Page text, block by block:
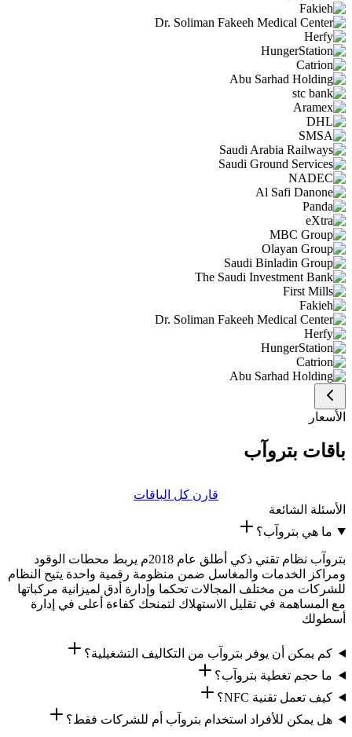
الأسعار
باقات بتروآب
قارن كل الباقات
الأسئلة الشائعة
ما هي بتروآب؟
بتروآب نظام تقني ذكي أطلق عام 2018م يربط محطات الوقود
ومراكز الخدمات والمغاسل ضمن منظومة رقمية واحدة يتيح النظام
للشركات من مختلف المجالات تحكما وإدارة أدق لميزانية مركباتها
مع المساهمة في تقليل الاستهلاك لتمنحك كفاءة أعلى في إدارة
أسطولك
كم يمكن أن يوفر بتروآب من التكاليف التشغيلية؟
ما حجم تغطية بتروآب؟
كيف تعمل تقنية NFC؟
هل يمكن للأفراد استخدام بتروآب أم للشركات فقط؟